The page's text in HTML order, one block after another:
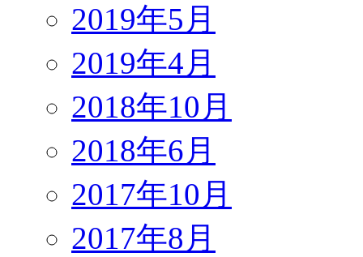
2019年5月
2019年4月
2018年10月
2018年6月
2017年10月
2017年8月